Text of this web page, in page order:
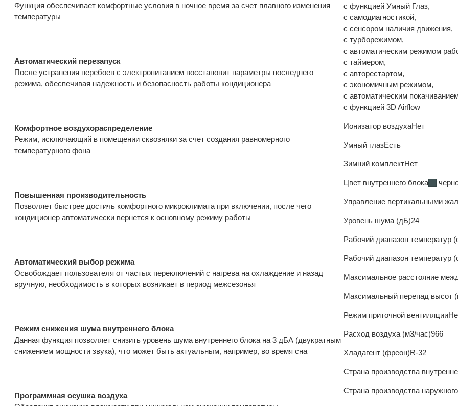
Функция обеспечивает комфортные условия в ночное время за счет плавного изменения
температуры
Автоматический перезапуск
После устранения перебоев с электропитанием восстановит параметры последнего
режима, обеспечивая надежность и безопасность работы кондиционера
Комфортное воздухораспределение
Режим, исключающий в помещении сквозняки за счет создания равномерного
температурного фона
Повышенная производительность
Позволяет быстрее достичь комфортного микроклимата при включении, после чего
кондиционер автоматически вернется к основному режиму работы
Автоматический выбор режима
Освобождает пользователя от частых переключений с нагрева на охлаждение и назад
вручную, необходимость в которых возникает в период межсезонья
Режим снижения шума внутреннего блока
Данная функция позволяет снизить уровень шума внутреннего блока на 3 дБА (двукратным
снижением мощности звука), что может быть актуальным, например, во время сна
Программная осушка воздуха
с функцией Умный Глаз,
с самодиагностикой,
с сенсором наличия движения,
с турборежимом,
с автоматическим режимом
с таймером,
с авторестартом,
с экономичным режимом,
с автоматическим
с функцией 3D Airflow
Ионизатор воздухаНет
Умный глазЕсть
Зимний комплектНет
Цвет внутреннего блока
Управление вертикальными
Уровень шума (дБ)24
Рабочий диапазон температур
Рабочий диапазон температур
Максимальное расстояние
Максимальный перепад высот
Режим приточной вентиляции
Расход воздуха (м3/час)966
Хладагент (фреон)R-32
Страна производства
Страна производства